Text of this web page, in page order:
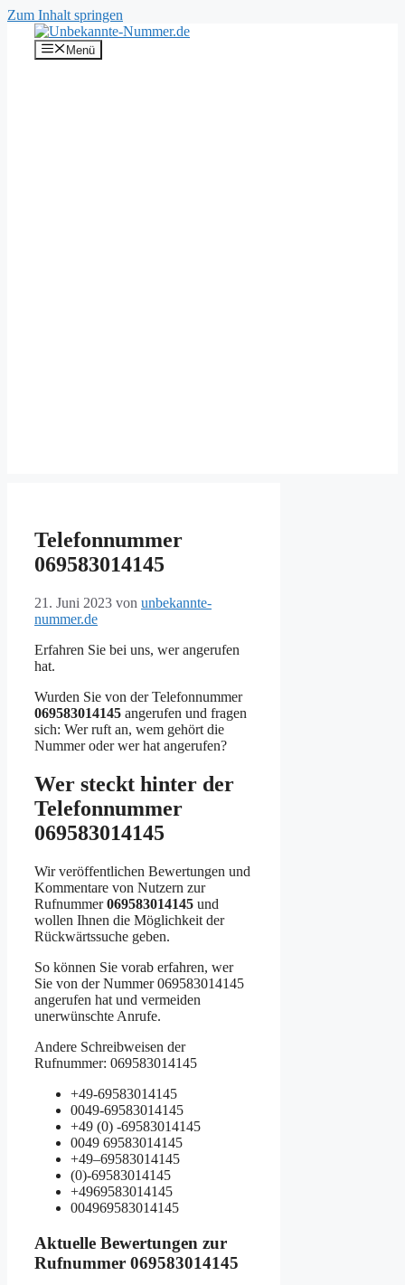
Zum Inhalt springen
Menü
Telefonnummer
069583014145
21. Juni 2023 von unbekannte-
nummer.de
Erfahren Sie bei uns, wer angerufen
hat.
Wurden Sie von der Telefonnummer
069583014145 angerufen und fragen
sich: Wer ruft an, wem gehört die
Nummer oder wer hat angerufen?
Wer steckt hinter der
Telefonnummer
069583014145
Wir veröffentlichen Bewertungen und
Kommentare von Nutzern zur
Rufnummer069583014145 und
wollen Ihnen die Möglichkeit der
Rückwärtssuche geben.
So können Sie vorab erfahren, wer
Sie von der Nummer 069583014145
angerufen hat und vermeiden
unerwünschte Anrufe.
Andere Schreibweisen der
Rufnummer: 069583014145
+49-69583014145
0049-69583014145
+49 (0) -69583014145
0049 69583014145
+49–69583014145
(0)-69583014145
+4969583014145
004969583014145
Aktuelle Bewertungen zur
Rufnummer 069583014145